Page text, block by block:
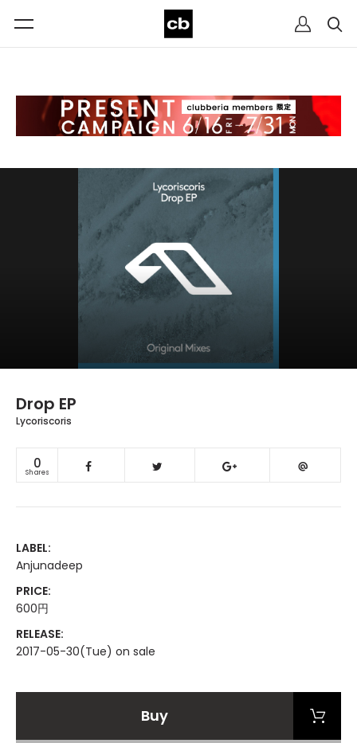
Drop EP
Lycoriscoris
0
Shares
LABEL:
Anjunadeep
PRICE:
600円
RELEASE:
2017-05-30(Tue) on sale
Buy